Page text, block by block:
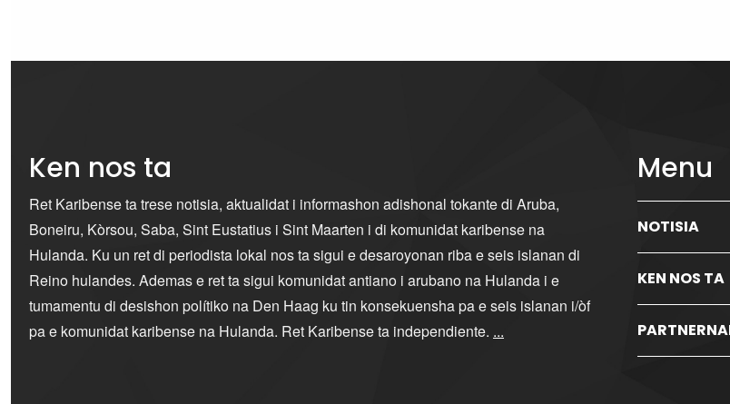
Ken nos ta
Ret Karibense ta trese notisia, aktualidat i informashon adishonal tokante di Aruba,
Boneiru, Kòrsou, Saba, Sint Eustatius i Sint Maarten i di komunidat karibense na
Hulanda. Ku un ret di periodista lokal nos ta sigui e desaroyonan riba e seis islanan di
Reino hulandes. Ademas e ret ta sigui komunidat antiano i arubano na Hulanda i e
tumamentu di desishon polítiko na Den Haag ku tin konsekuensha pa e seis islanan i/òf
pa e komunidat karibense na Hulanda. Ret Karibense ta independiente. ...
Menu
NOTISIA
KEN NOS TA